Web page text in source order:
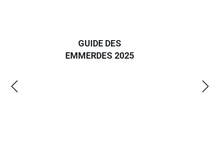
GUIDE DES
EMMERDES 2025